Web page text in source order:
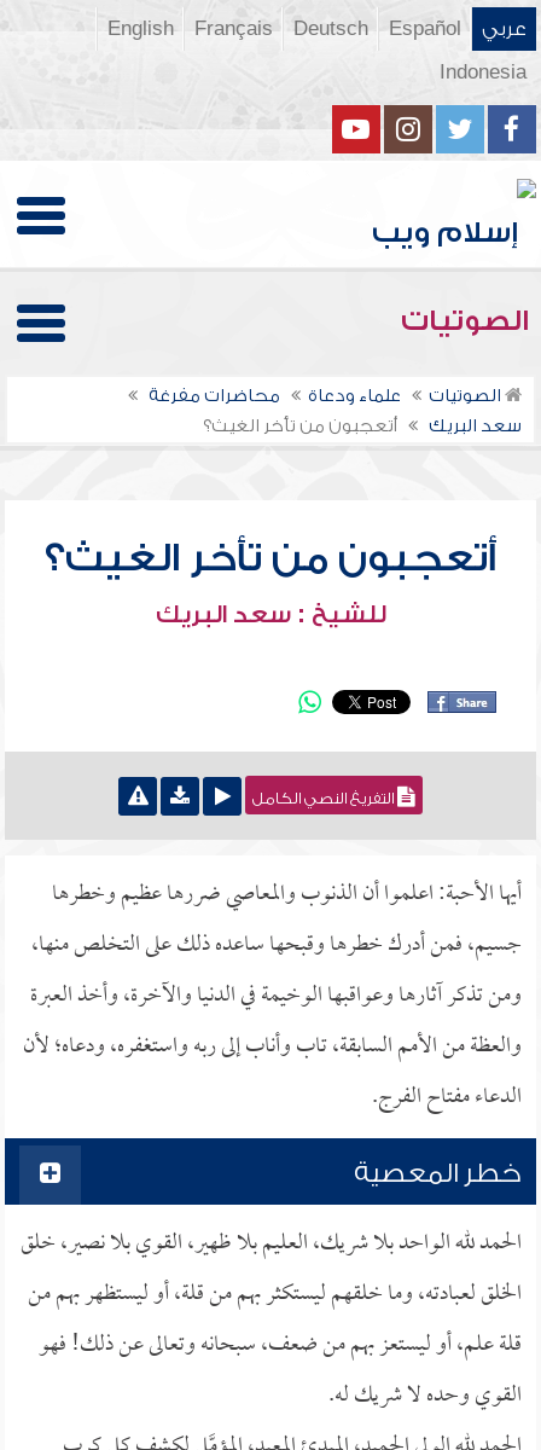
عربي Español
Deutsch
Français
English
Indonesia
الصوتيات
الصوتيات علماء ودعاة
محاضرات مفرغة
سعد البريك
أتعجبون من تأخر الغيث؟
أتعجبون من تأخر الغيث؟
للشيخ : سعد البريك
التفريغ النصي الكامل
أيها الأحبة: اعلموا أن الذنوب والمعاصي ضررها عظيم وخطرها
جسيم، فمن أدرك خطرها وقبحها ساعده ذلك على التخلص منها،
ومن تذكر آثارها وعواقبها الوخيمة في الدنيا والآخرة، وأخذ العبرة
والعظة من الأمم السابقة، تاب وأناب إلى ربه واستغفره، ودعاه؛ لأن
الدعاء مفتاح الفرج.
خطر المعصية
الحمد لله الواحد بلا شريك، العليم بلا ظهير، القوي بلا نصير، خلق
الخلق لعبادته، وما خلقهم ليستكثر بهم من قلة، أو ليستظهر بهم من
قلة علم، أو ليستعز بهم من ضعف، سبحانه وتعالى عن ذلك! فهو
القوي وحده لا شريك له.